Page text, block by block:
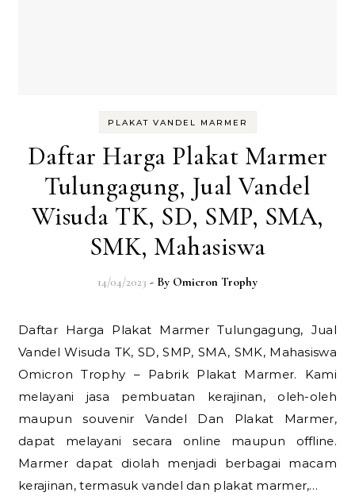
PLAKAT VANDEL MARMER
Daftar Harga Plakat Marmer
Tulungagung, Jual Vandel
Wisuda TK, SD, SMP, SMA,
SMK, Mahasiswa
14/04/2023 - By Omicron Trophy
Daftar Harga Plakat Marmer Tulungagung, Jual
Vandel Wisuda TK, SD, SMP, SMA, SMK, Mahasiswa
Omicron Trophy – Pabrik Plakat Marmer. Kami
melayani jasa pembuatan kerajinan, oleh-oleh
maupun souvenir Vandel Dan Plakat Marmer,
dapat melayani secara online maupun offline.
Marmer dapat diolah menjadi berbagai macam
kerajinan, termasuk vandel dan plakat marmer,…